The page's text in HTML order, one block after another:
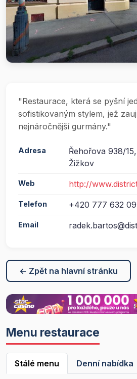
"Restaurace, která se pyšní
sofistikovaným stylem, jež
nejnáročnější gurmány."
Adresa
Řehořova 938/
Žižkov
Web http://
Telefon +420 777 632
Email
← Zpět na hlavní stránku
Menu restaurace
Stálé menu Denní nabídka